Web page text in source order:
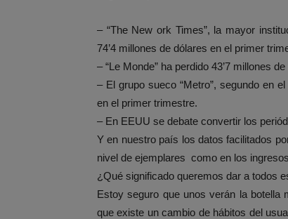
– “The New ork Times”, la mayor
74’4 millones de dólares en el primer
– “Le Monde” ha perdido 43’7 millones
– El grupo sueco “Metro”, segundo en
en el primer trimestre.
– En EEUU se debate convertir los
Y en nuestro país los datos facilitados
nivel de ejemplares como en los
¿Qué significado queremos dar a todos
Estoy seguro que unos verán la botella
que existe un cambio de hábitos del